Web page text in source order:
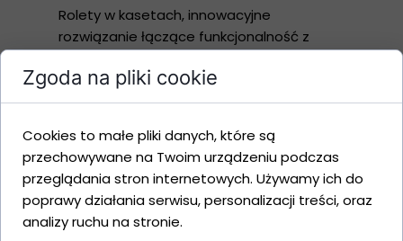
Rolety w kasetach, innowacyjne
rozwiązanie łączące funkcjonalność z
przykręcanej do ramy okna lub przyklejanej,
zapewniają nie tylko efektywną ochronę
stanowią elegancki element dekoracyjny.
Dzięki solidnej konstrukcji kasetowej, nasze
rolety charakteryzują się wyjątkową
trwałością i estetyką, jednocześnie
minimalizując miejsce zajmowane na
Zgoda na pliki cookie
Cookies to małe pliki danych, które są
przechowywane na Twoim urządzeniu podczas
przeglądania stron internetowych. Używamy ich do
poprawy działania serwisu, personalizacji treści, oraz
analizy ruchu na stronie.